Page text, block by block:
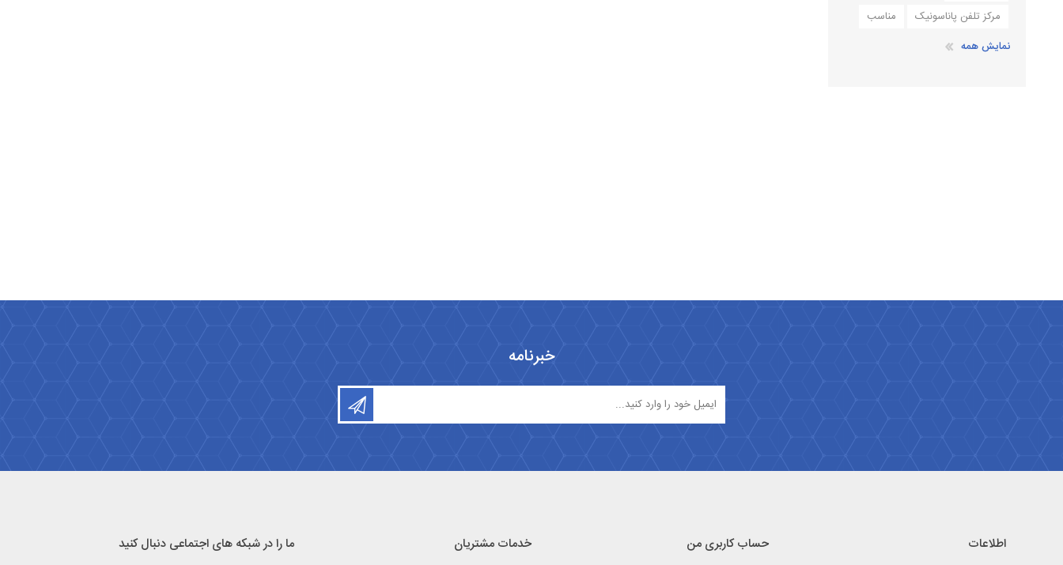
مرکز تلفن پاناسونیک
مناسب
نمایش همه
خبرنامه
اطلاعات حساب کاربری من خدمات مشتریان ما را در شبکه های اجتماعی دنبال کنید